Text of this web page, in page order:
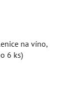
na víno,
6 ks)